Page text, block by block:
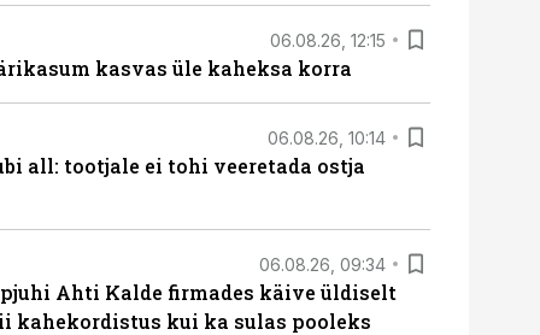
06.08.26, 12:15
kasvas üle kaheksa korra
06.08.26, 10:14
all: tootjale ei tohi veeretada ostja
06.08.26, 09:34
Ahti Kalde firmades käive üldiselt
kahekordistus kui ka sulas pooleks